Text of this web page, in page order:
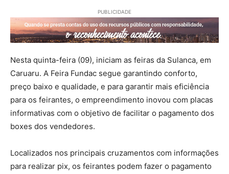
PUBLICIDADE
Nesta quinta-feira (09), iniciam as feiras da Sulanca, em
Caruaru. A Feira Fundac segue garantindo conforto,
preço baixo e qualidade, e para garantir mais eficiência
para os feirantes, o empreendimento inovou com placas
informativas com o objetivo de facilitar o pagamento dos
boxes dos vendedores.
Localizados nos principais cruzamentos com informações
para realizar pix, os feirantes podem fazer o pagamento